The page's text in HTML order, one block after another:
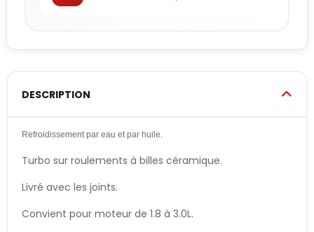
DESCRIPTION
Refroidissement par eau et par huile.
Turbo sur roulements à billes céramique.
Livré avec les joints.
Convient pour moteur de 1.8 à 3.0L.